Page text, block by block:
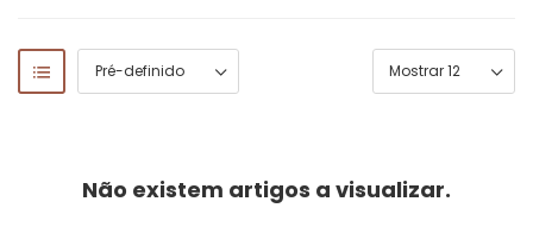
Não existem artigos a visualizar.